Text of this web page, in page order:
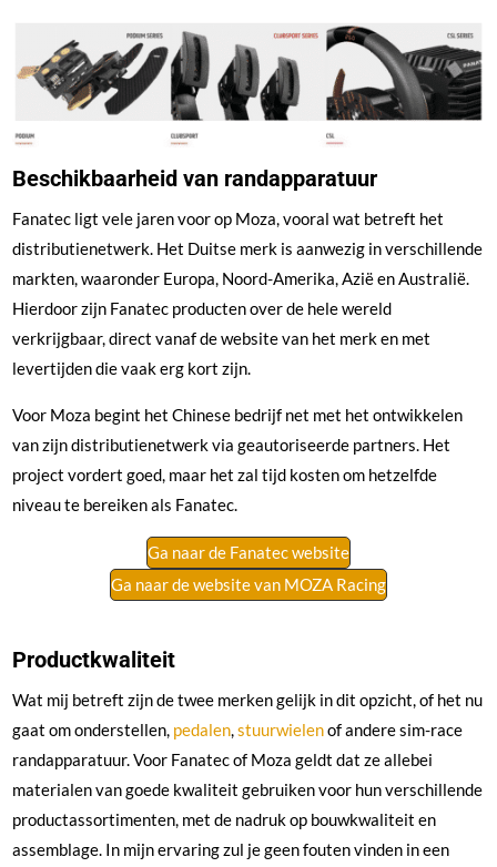
Beschikbaarheid van randapparatuur
Fanatec ligt vele jaren voor op Moza, vooral wat betreft het
distributienetwerk. Het Duitse merk is aanwezig in verschillende
markten, waaronder Europa, Noord-Amerika, Azië en Australië.
Hierdoor zijn Fanatec producten over de hele wereld
verkrijgbaar, direct vanaf de website van het merk en met
levertijden die vaak erg kort zijn.
Voor Moza begint het Chinese bedrijf net met het ontwikkelen
van zijn distributienetwerk via geautoriseerde partners. Het
project vordert goed, maar het zal tijd kosten om hetzelfde
niveau te bereiken als Fanatec.
Ga naar de Fanatec website
Ga naar de website van MOZA Racing
Productkwaliteit
Wat mij betreft zijn de twee merken gelijk in dit opzicht, of het nu
gaat om onderstellen, pedalen,stuurwielenof andere sim-race
randapparatuur. Voor Fanatec of Moza geldt dat ze allebei
materialen van goede kwaliteit gebruiken voor hun verschillende
productassortimenten, met de nadruk op bouwkwaliteit en
assemblage. In mijn ervaring zul je geen fouten vinden in een